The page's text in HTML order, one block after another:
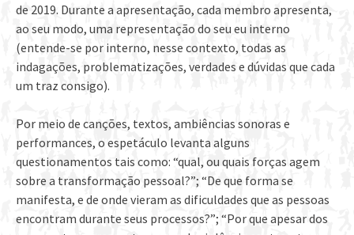
de 2019. Durante a apresentação, cada membro apresenta,
ao seu modo, uma representação do seu eu interno
(entende-se por interno, nesse contexto, todas as
indagações, problematizações, verdades e dúvidas que cada
um traz consigo).
Por meio de canções, textos, ambiências sonoras e
performances, o espetáculo levanta alguns
questionamentos tais como: “qual, ou quais forças agem
sobre a transformação pessoal?”; “De que forma se
manifesta, e de onde vieram as dificuldades que as pessoas
encontram durante seus processos?”; “Por que apesar dos